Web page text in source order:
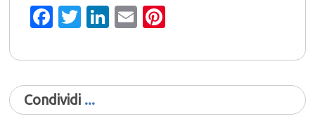
Facebook
Twitter
LinkedIn
Email
Condividi